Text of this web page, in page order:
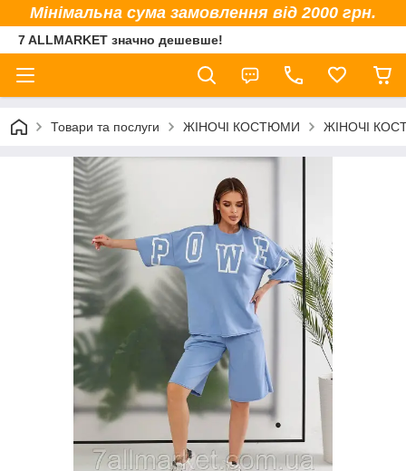
Мінімальна сума замовлення від 2000 грн.
7 ALLMARKET значно дешевше!
Товари та послуги ЖІНОЧІ КОСТЮМИ ЖІНОЧІ